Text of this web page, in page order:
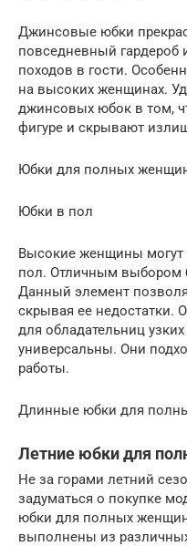
Джинсовые юбки
повседневный гардероб
походов в гости.
на высоких женщинах.
джинсовых юбок в том,
фигуре и скрывают
Юбки для полных
Юбки в пол
Высокие женщины могут
пол. Отличным выбором
Данный элемент
скрывая ее недостатки.
для обладательниц
универсальны. Они
работы.
Длинные юбки для
Летние юбки для
Не за горами летний
задуматься о покупке
юбки для полных
выполнены из